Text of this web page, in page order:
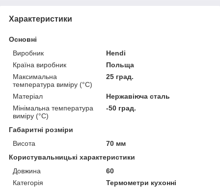
Характеристики
Основні
Виробник
Hendi
Країна виробник
Польща
Максимальна
температура виміру (°C)
25 град.
Матеріал
Нержавіюча сталь
Мінімальна температура
виміру (°C)
-50 град.
Габаритні розміри
Висота
70 мм
Користувальницькі характеристики
Довжина
60
Категорія
Термометри кухонні